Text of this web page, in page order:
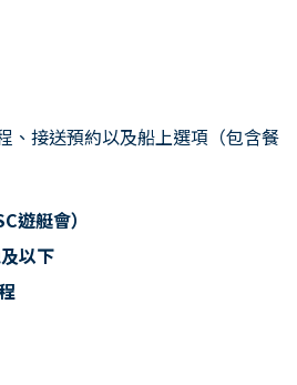
、接送預約以及船上選項（包含餐
遊艇會）
以下